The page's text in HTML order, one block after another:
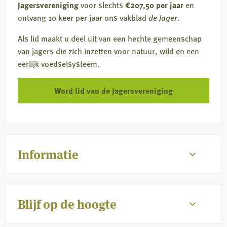
Informatie
Jagersverenigingvoor slechts €207,50 per jaar en
ontvang 10 keer per jaar ons vakblad de Jager.
Als lid maakt u deel uit van een hechte gemeenschap
van jagers die zich inzetten voor natuur, wild en een
eerlijk voedselsysteem.
Word lid van de Jagersvereniging
Blijf op de hoogte